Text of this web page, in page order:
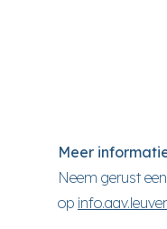
Meer
Neem gerust
op